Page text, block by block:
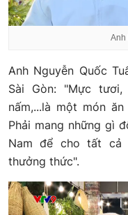
Anh
Anh Nguyễn Quốc
Sài Gòn: "Mực
nấm,...là một món
Phải mang những gì
Nam để cho tất cả
thưởng thức".